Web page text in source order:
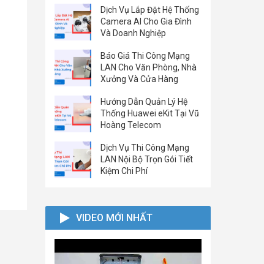
Dịch Vụ Lắp Đặt Hệ Thống
Camera AI Cho Gia Đình
Và Doanh Nghiệp
Báo Giá Thi Công Mạng
LAN Cho Văn Phòng, Nhà
Xưởng Và Cửa Hàng
Hướng Dẫn Quản Lý Hệ
Thống Huawei eKit Tại Vũ
Hoàng Telecom
Dịch Vụ Thi Công Mạng
LAN Nội Bộ Trọn Gói Tiết
Kiệm Chi Phí
VIDEO MỚI NHẤT